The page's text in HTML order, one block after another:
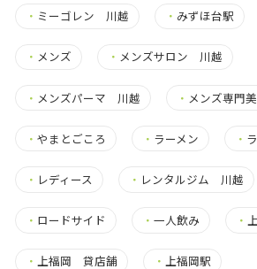
・ ミーゴレン 川越 ・ みずほ台駅
・ メンズ ・ メンズサロン 川越
・ メンズパーマ 川越 ・ メンズ専門
・ やまとごころ ・ ラーメン ・
・ レディース ・ レンタルジム 川越
・ ロードサイド ・一人飲み ・
・ 上福岡 貸店舗 ・上福岡駅